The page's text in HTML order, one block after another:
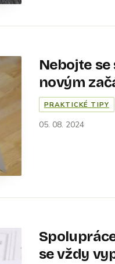
Nebojte
novým
PRAKTICKÉ TIPY
05. 08. 2024
se vždy